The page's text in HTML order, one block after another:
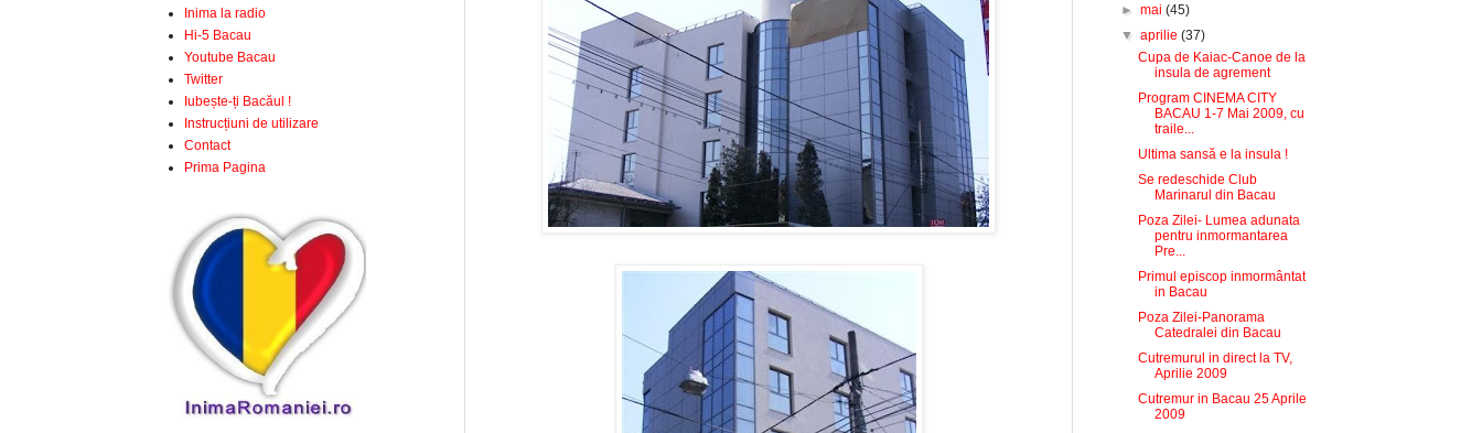
Inima la radio
Hi-5 Bacau
Youtube Bacau
Twitter
Iubește-ți Bacăul !
Instrucțiuni de utilizare
Contact
Prima Pagina
►mai(45)
▼aprilie(37)
Cupa de Kaiac-Canoe de la
insula de agrement
Program CINEMA CITY
BACAU 1-7 Mai 2009, cu
traile...
Ultima sansă e la insula !
Se redeschide Club
Marinarul din Bacau
Poza Zilei- Lumea adunata
pentru inmormantarea
Pre...
Primul episcop inmormântat
in Bacau
Poza Zilei-Panorama
Catedralei din Bacau
Cutremurul in direct la TV,
Aprilie 2009
Cutremur in Bacau 25 Aprile
2009